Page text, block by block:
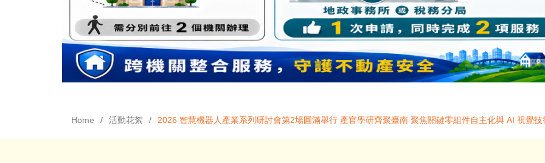
Home 活動花絮 2026 智慧機器人產業系列研討會第2場圓滿舉行 產官學研齊聚臺南 聚焦關鍵零組件自主化與 AI 視覺技